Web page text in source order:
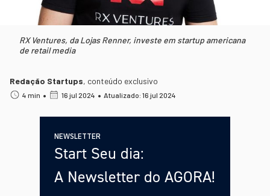
RX Ventures, da Lojas Renner, investe em startup americana
de retail media
Redação Startups, conteúdo exclusivo
4 min • 16 jul 2024 • Atualizado: 16 jul 2024
NEWSLETTER
Start Seu dia:
A Newsletter do AGORA!